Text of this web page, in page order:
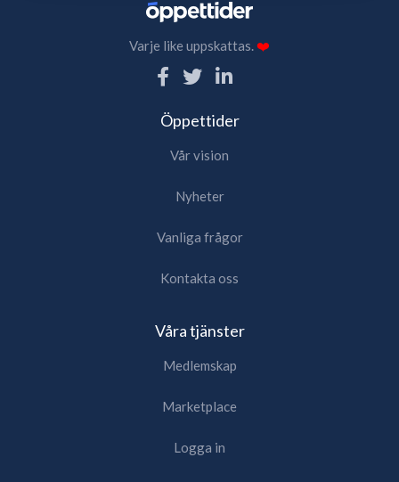
Varje like uppskattas.❤️
Öppettider
Vår vision
Nyheter
Vanliga frågor
Kontakta oss
Våra tjänster
Medlemskap
Marketplace
Logga in